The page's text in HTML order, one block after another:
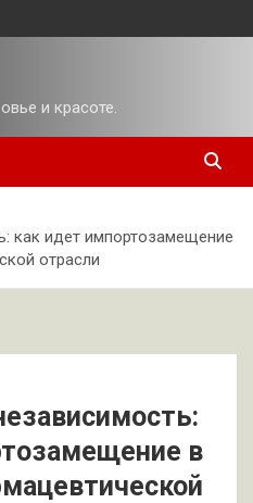
и красоте.
как идет импортозамещение
отрасли
в